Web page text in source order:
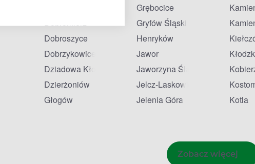
Dobromierz
Dobroszyce
Dobrzykowice
Dziadowa Kłoda
Dzierżoniów
Głogów
Grębocice
Gryfów Śląski
Henryków
Jawor
Jaworzyna Śląska
Jelcz-Laskowice
Jelenia Góra
Kotla
Zobacz więcej